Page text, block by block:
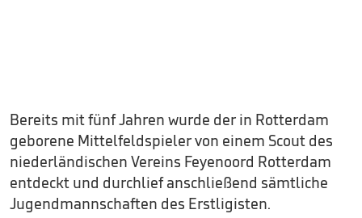
Bereits mit fünf Jahren wurde der in Rotterdam
geborene Mittelfeldspieler von einem Scout des
niederländischen Vereins Feyenoord Rotterdam
entdeckt und durchlief anschließend sämtliche
Jugendmannschaften des Erstligisten.